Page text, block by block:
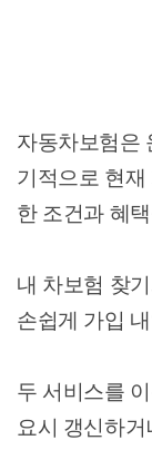
자동차보험은
기적으로 현
한 조건과 혜
내 차보험 찾
손쉽게 가입
두 서비스를
요시 갱신하